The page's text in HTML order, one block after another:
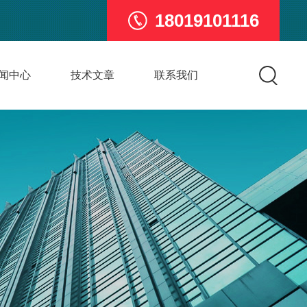
18019101116
中心 技术文章 联系我们